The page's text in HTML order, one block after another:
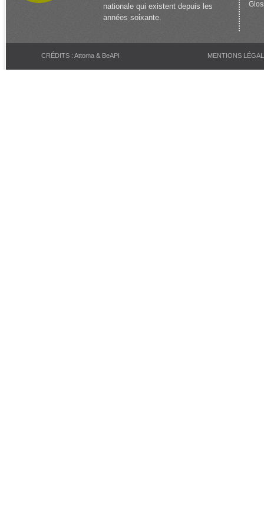
nationale qui existent depuis les
années soixante.
CRÉDITS : Attoma & BeAPI MENTIONS